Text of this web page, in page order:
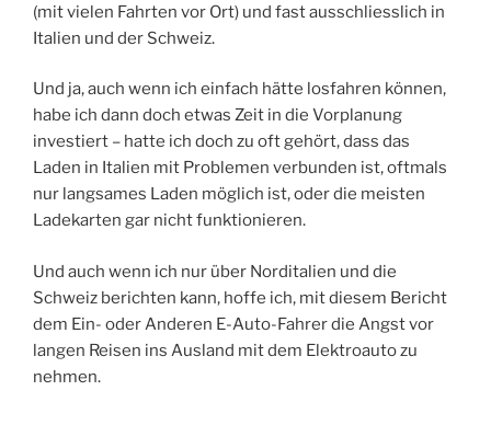
(mit vielen Fahrten vor Ort) und fast ausschliesslich in
Italien und der Schweiz.
Und ja, auch wenn ich einfach hätte losfahren können,
habe ich dann doch etwas Zeit in die Vorplanung
investiert – hatte ich doch zu oft gehört, dass das
Laden in Italien mit Problemen verbunden ist, oftmals
nur langsames Laden möglich ist, oder die meisten
Ladekarten gar nicht funktionieren.
Und auch wenn ich nur über Norditalien und die
Schweiz berichten kann, hoffe ich, mit diesem Bericht
dem Ein- oder Anderen E-Auto-Fahrer die Angst vor
langen Reisen ins Ausland mit dem Elektroauto zu
nehmen.